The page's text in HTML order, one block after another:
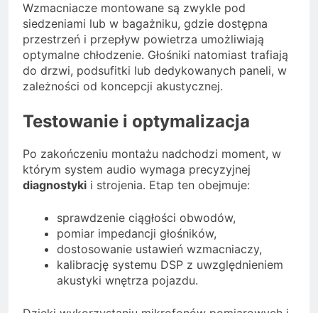
Wzmacniacze montowane są zwykle pod
siedzeniami lub w bagażniku, gdzie dostępna
przestrzeń i przepływ powietrza umożliwiają
optymalne chłodzenie. Głośniki natomiast trafiają
do drzwi, podsufitki lub dedykowanych paneli, w
zależności od koncepcji akustycznej.
Testowanie i optymalizacja
Po zakończeniu montażu nadchodzi moment, w
którym system audio wymaga precyzyjnej
diagnostyki i strojenia. Etap ten obejmuje:
sprawdzenie ciągłości obwodów,
pomiar impedancji głośników,
dostosowanie ustawień wzmacniaczy,
kalibrację systemu DSP z uwzględnieniem
akustyki wnętrza pojazdu.